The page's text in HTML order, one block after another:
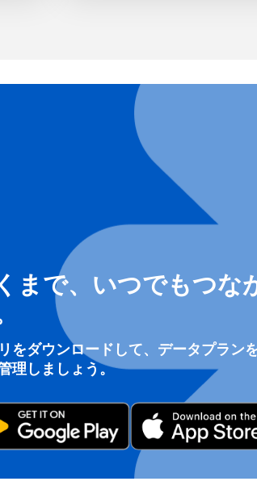
if your device supports eSIM
to request an eSIM activation. They will
activation details that you can scan or
activated, you can enjoy the benefits of eSIM
card!
まで、いつでもつな
をダウンロードして、データプラン
理しましょう。
インまたは登録
か、数秒でアカウントを作成してください。